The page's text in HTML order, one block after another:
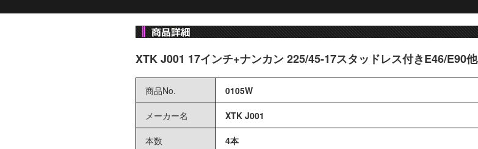
XTK J001 17インチ+ナンカン 225/45-17スタッドレス付きE46/E90他
商品No. 0105W
メーカー名 XTK J001
本数 4本